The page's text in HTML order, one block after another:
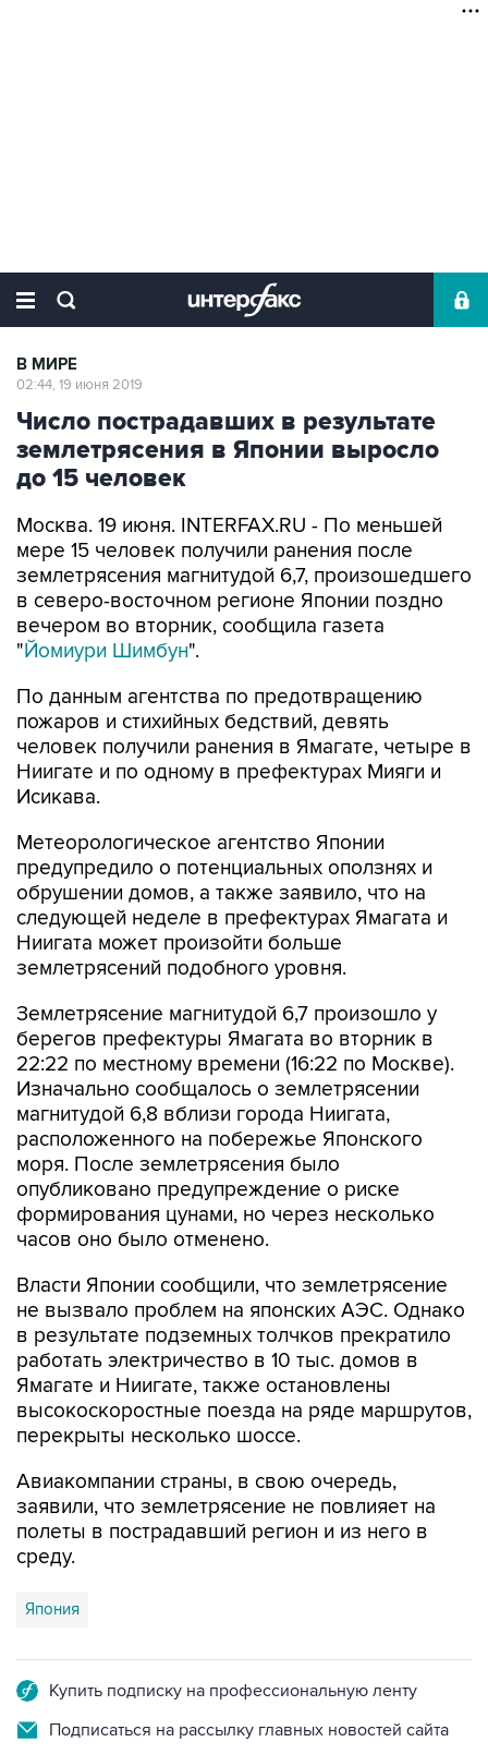
В МИРЕ
02:44, 19 июня 2019
Число пострадавших в результате
землетрясения в Японии выросло
до 15 человек
Москва. 19 июня. INTERFAX.RU - По меньшей
мере 15 человек получили ранения после
землетрясения магнитудой 6,7, произошедшего
в северо-восточном регионе Японии поздно
вечером во вторник, сообщила газета
"Йомиури Шимбун".
По данным агентства по предотвращению
пожаров и стихийных бедствий, девять
человек получили ранения в Ямагате, четыре в
Ниигате и по одному в префектурах Мияги и
Исикава.
Метеорологическое агентство Японии
предупредило о потенциальных оползнях и
обрушении домов, а также заявило, что на
следующей неделе в префектурах Ямагата и
Ниигата может произойти больше
землетрясений подобного уровня.
Землетрясение магнитудой 6,7 произошло у
берегов префектуры Ямагата во вторник в
22:22 по местному времени (16:22 по Москве).
Изначально сообщалось о землетрясении
магнитудой 6,8 вблизи города Ниигата,
расположенного на побережье Японского
моря. После землетрясения было
опубликовано предупреждение о риске
формирования цунами, но через несколько
часов оно было отменено.
Власти Японии сообщили, что землетрясение
не вызвало проблем на японских АЭС. Однако
в результате подземных толчков прекратило
работать электричество в 10 тыс. домов в
Ямагате и Ниигате, также остановлены
высокоскоростные поезда на ряде маршрутов,
перекрыты несколько шоссе.
Авиакомпании страны, в свою очередь,
заявили, что землетрясение не повлияет на
полеты в пострадавший регион и из него в
среду.
Япония
Купить подписку на профессиональную ленту
Подписаться на рассылку главных новостей сайта